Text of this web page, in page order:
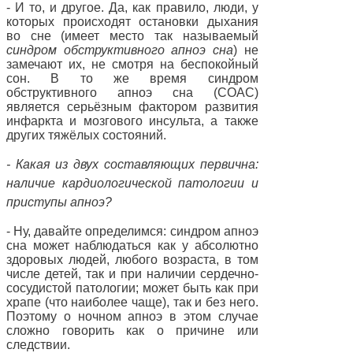
- И то, и другое. Да, как правило, люди, у
которых происходят остановки дыхания
во сне (имеет место так называемый
синдром обструктивного апноэ сна) не
замечают их, не смотря на беспокойный
сон. В то же время синдром
обструктивного апноэ сна (СОАС)
является серьёзным фактором развития
инфаркта и мозгового инсульта, а также
других тяжёлых состояний.
- Какая из двух составляющих первична:
наличие кардиологической патологии и
приступы апноэ?
- Ну, давайте определимся: синдром апноэ
сна может наблюдаться как у абсолютно
здоровых людей, любого возраста, в том
числе детей, так и при наличии сердечно-
сосудистой патологии; может быть как при
храпе (что наиболее чаще), так и без него.
Поэтому о ночном апноэ в этом случае
сложно говорить как о причине или
следствии.